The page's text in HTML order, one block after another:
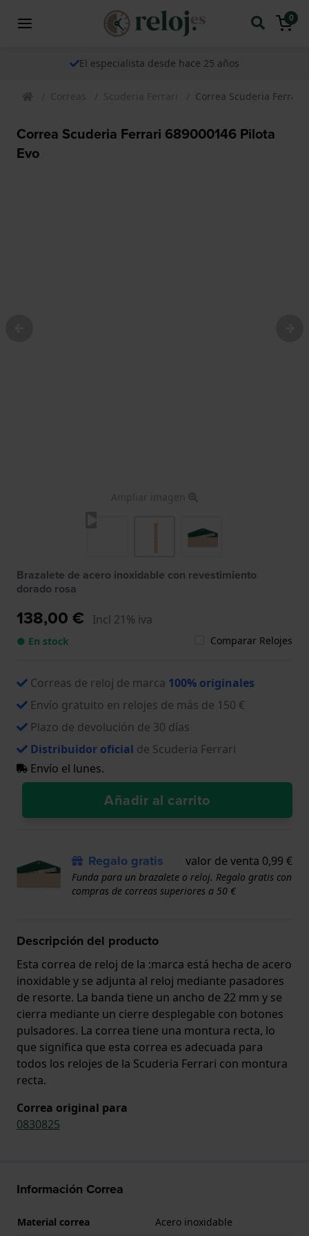
0
El especialista desde hace 25 años
Correas Scuderia Ferrari Correa Scuderia Ferrari
Correa Scuderia Ferrari 689000146 Pilota
Evo
Ampliar imagen
Brazalete de acero inoxidable con revestimiento
dorado rosa
138,00 € Incl 21% iva
● En stock Comparar Relojes
Correas de reloj de marca 100% originales
Envío gratuito en relojes de más de 150 €
Plazo de devolución de 30 días
Distribuidor oficial de Scuderia Ferrari
Envío el lunes.
Añadir al carrito
Regalo gratis valor de venta 0,99 €
Funda para un brazalete o reloj. Regalo gratis con
compras de correas superiores a 50 €
Descripción del producto
Esta correa de reloj de la :marca está hecha de acero
inoxidable y se adjunta al reloj mediante pasadores
de resorte. La banda tiene un ancho de 22 mm y se
cierra mediante un cierre desplegable con botones
pulsadores. La correa tiene una montura recta, lo
que significa que esta correa es adecuada para
todos los relojes de la Scuderia Ferrari con montura
recta.
Correa original para
0830825
Información Correa
Material correa Acero inoxidable